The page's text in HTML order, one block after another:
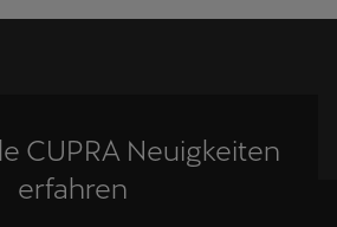
CUPRA Neuigkeiten
erfahren